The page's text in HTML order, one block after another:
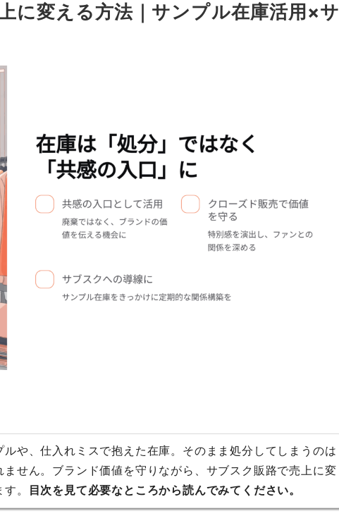
に変える方法｜サンプル在庫活用×サ
ルや、仕入れミスで抱えた在庫。そのまま処分してしまうのは
ません。ブランド価値を守りながら、サブスク販路で売上に変
。
目次を見て必要なところから読んでみてください。